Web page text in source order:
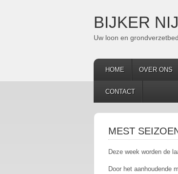
BIJKER
Uw loon en
HOME OVER ONS
CONTACT
MEST
Deze week worden de
Door het aanhoudende